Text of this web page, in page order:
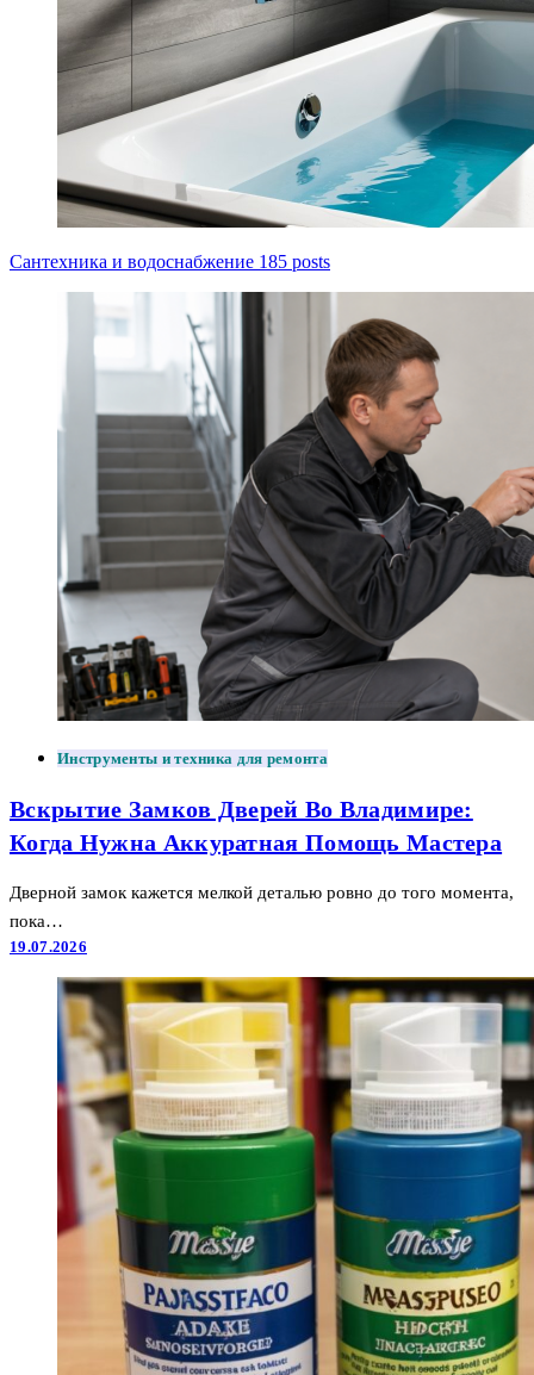
Сантехника и водоснабжение 185 posts
Инструменты и техника для ремонта
Вскрытие Замков Дверей Во Владимире:
Когда Нужна Аккуратная Помощь Мастера
Дверной замок кажется мелкой деталью ровно до того момента,
пока…
19.07.2026